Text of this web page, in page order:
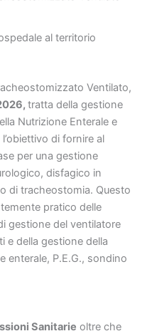
al territorio
Ventilato,
, tratta della gestione
Nutrizione Enterale e
l’obiettivo di fornire al
per una gestione
disfagico in
di tracheostomia. Questo
pratico delle
gestione del ventilatore
e della gestione della
enterale, P.E.G., sondino
Sanitarie oltre che